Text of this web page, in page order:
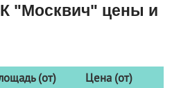
"Москвич" цены и
(от)
Цена (от)